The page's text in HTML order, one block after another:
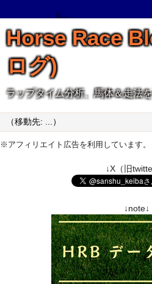
Horse Race
ログ)
ラップタイム分析、馬体＆走法
※アフィリエイト広告を利用しています。
↓X（旧
↓note↓